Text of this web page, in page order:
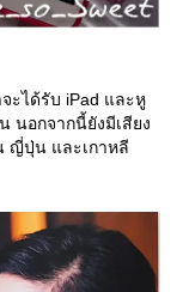
ะได้รับ iPad และหู
นอกจากนี้ยังมีเสียง
ญี่ปุ่น และเกาหลี